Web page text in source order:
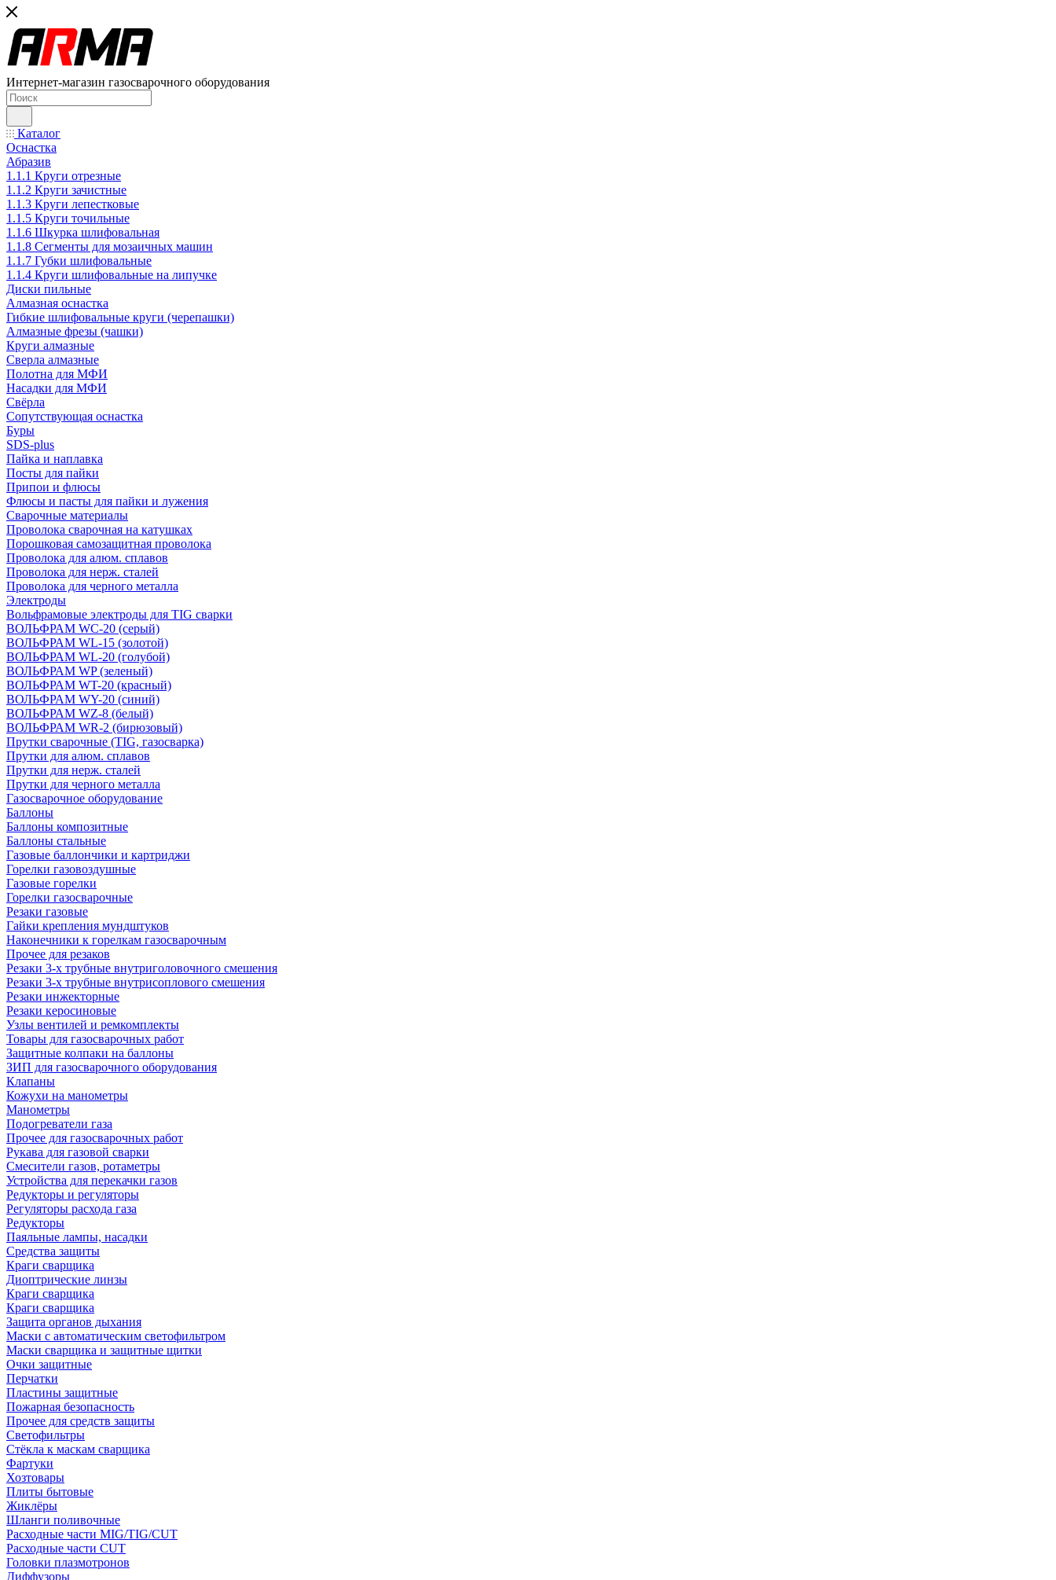
Интернет-магазин газосварочного оборудования
Каталог
Оснастка
Абразив
1.1.1 Круги отрезные
1.1.2 Круги зачистные
1.1.3 Круги лепестковые
1.1.5 Круги точильные
1.1.6 Шкурка шлифовальная
1.1.8 Сегменты для мозаичных машин
1.1.7 Губки шлифовальные
1.1.4 Круги шлифовальные на липучке
Диски пильные
Алмазная оснастка
Гибкие шлифовальные круги (черепашки)
Алмазные фрезы (чашки)
Круги алмазные
Сверла алмазные
Полотна для МФИ
Насадки для МФИ
Свёрла
Сопутствующая оснастка
Буры
SDS-plus
Пайка и наплавка
Посты для пайки
Припои и флюсы
Флюсы и пасты для пайки и лужения
Сварочные материалы
Проволока сварочная на катушках
Порошковая самозащитная проволока
Проволока для алюм. сплавов
Проволока для нерж. сталей
Проволока для черного металла
Электроды
Вольфрамовые электроды для TIG сварки
ВОЛЬФРАМ WC-20 (серый)
ВОЛЬФРАМ WL-15 (золотой)
ВОЛЬФРАМ WL-20 (голубой)
ВОЛЬФРАМ WP (зеленый)
ВОЛЬФРАМ WT-20 (красный)
ВОЛЬФРАМ WY-20 (синий)
ВОЛЬФРАМ WZ-8 (белый)
ВОЛЬФРАМ WR-2 (бирюзовый)
Прутки сварочные (TIG, газосварка)
Прутки для алюм. сплавов
Прутки для нерж. сталей
Прутки для черного металла
Газосварочное оборудование
Баллоны
Баллоны композитные
Баллоны стальные
Газовые баллончики и картриджи
Горелки газовоздушные
Газовые горелки
Горелки газосварочные
Резаки газовые
Гайки крепления мундштуков
Наконечники к горелкам газосварочным
Прочее для резаков
Резаки 3-х трубные внутриголовочного смешения
Резаки 3-х трубные внутрисоплового смешения
Резаки инжекторные
Резаки керосиновые
Узлы вентилей и ремкомплекты
Товары для газосварочных работ
Защитные колпаки на баллоны
ЗИП для газосварочного оборудования
Клапаны
Кожухи на манометры
Манометры
Подогреватели газа
Прочее для газосварочных работ
Рукава для газовой сварки
Смесители газов, ротаметры
Устройства для перекачки газов
Редукторы и регуляторы
Регуляторы расхода газа
Редукторы
Паяльные лампы, насадки
Средства защиты
Краги сварщика
Диоптрические линзы
Краги сварщика
Краги сварщика
Защита органов дыхания
Маски с автоматическим светофильтром
Маски сварщика и защитные щитки
Очки защитные
Перчатки
Пластины защитные
Пожарная безопасность
Прочее для средств защиты
Светофильтры
Стёкла к маскам сварщика
Фартуки
Хозтовары
Плиты бытовые
Жиклёры
Шланги поливочные
Расходные части MIG/TIG/CUT
Расходные части CUT
Головки плазмотронов
Диффузоры